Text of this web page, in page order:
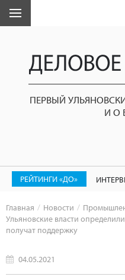
ПЕРВЫЙ
И О
РЕЙТИНГИ «ДО»
Главная Новости
Ульяновские власти
получат поддержку
04.05.2021